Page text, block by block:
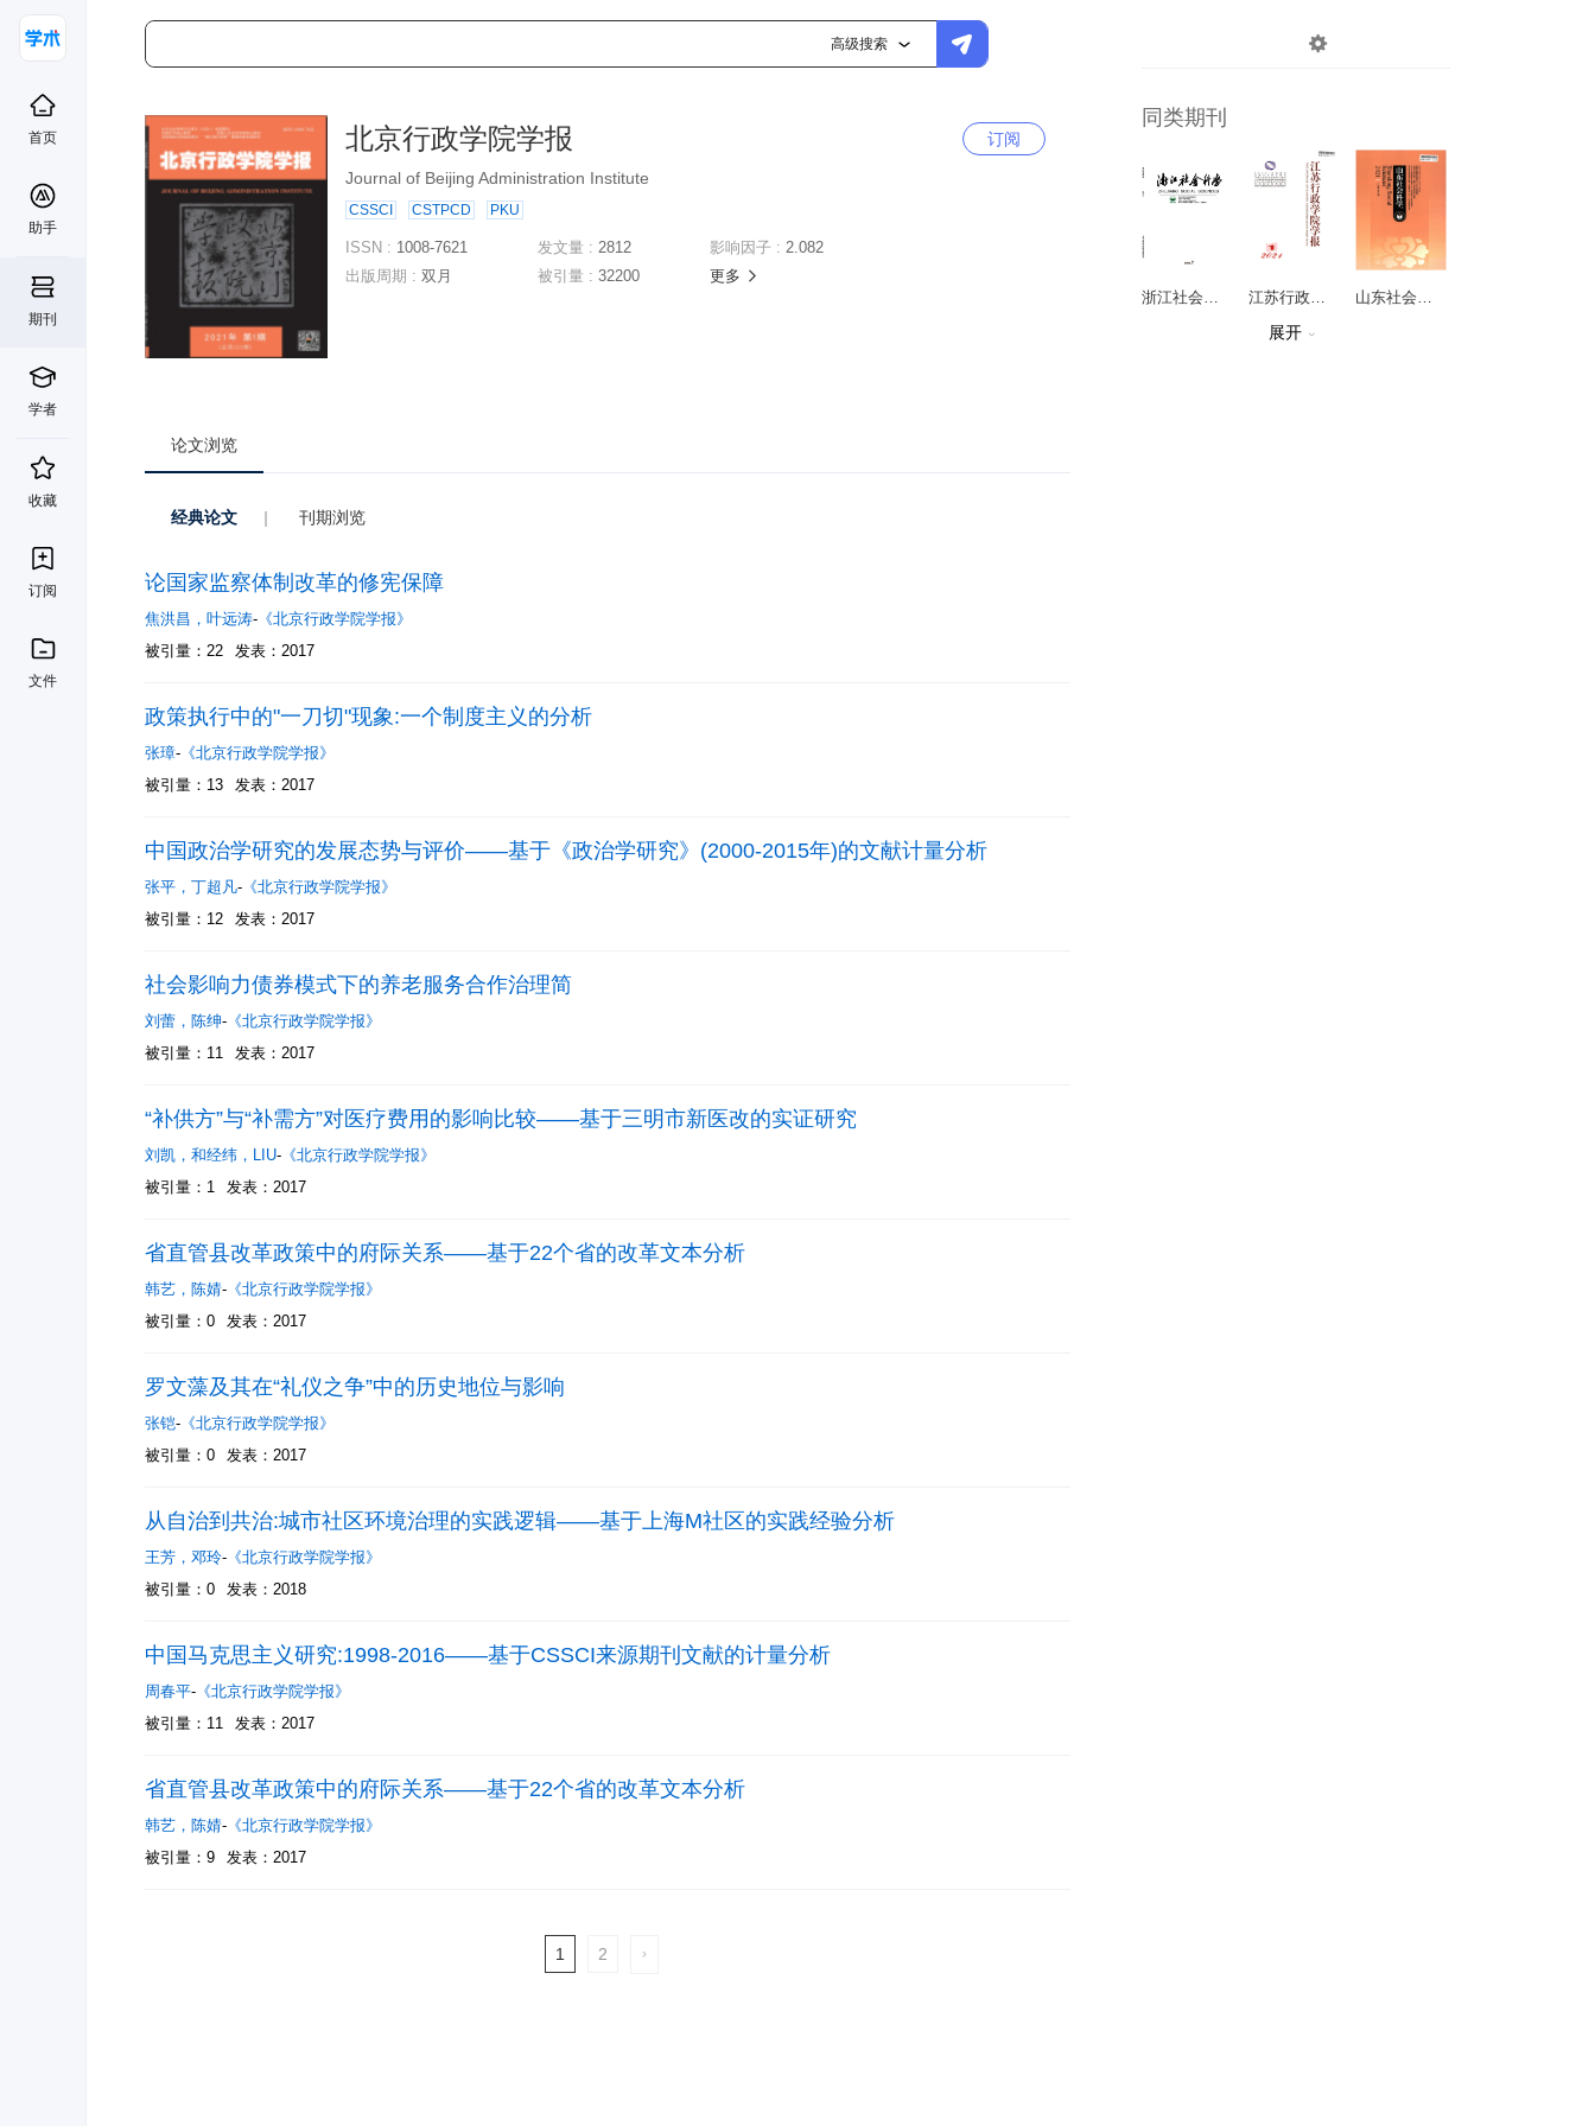
高级搜索 
首页
助手
期刊
学者
收藏
订阅
文件
北京行政学院学报 订阅
Journal of Beijing Administration Institute
CSSCI CSTPCD PKU
ISSN : 1008-7621
出版周期 : 双月
发文量 : 2812
被引量 : 32200
影响因子 : 2.082
更多
论文浏览
经典论文 | 刊期浏览
论国家监察体制改革的修宪保障
焦洪昌 ， 叶远涛- 《北京行政学院学报》
被引量：22
发表：2017
政策执行中的"一刀切"现象:一个制度主义的分析
张璋- 《北京行政学院学报》
被引量：13
发表：2017
中国政治学研究的发展态势与评价——基于《政治学研究》(2000-2015年)的文献计量分析
张平 ， 丁超凡- 《北京行政学院学报》
被引量：12
发表：2017
社会影响力债券模式下的养老服务合作治理简
刘蕾 ， 陈绅- 《北京行政学院学报》
被引量：11
发表：2017
“补供方”与“补需方”对医疗费用的影响比较——基于三明市新医改的实证研究
刘凯 ， 和经纬 ， LIU- 《北京行政学院学报》
被引量：1
发表：2017
省直管县改革政策中的府际关系——基于22个省的改革文本分析
韩艺 ， 陈婧- 《北京行政学院学报》
被引量：0
发表：2017
罗文藻及其在“礼仪之争”中的历史地位与影响
张铠- 《北京行政学院学报》
被引量：0
发表：2017
从自治到共治:城市社区环境治理的实践逻辑——基于上海M社区的实践经验分析
王芳 ， 邓玲- 《北京行政学院学报》
被引量：0
发表：2018
中国马克思主义研究:1998-2016——基于CSSCI来源期刊文献的计量分析
周春平- 《北京行政学院学报》
被引量：11
发表：2017
省直管县改革政策中的府际关系——基于22个省的改革文本分析
韩艺 ， 陈婧- 《北京行政学院学报》
被引量：9
发表：2017
1 2 
同类期刊
浙江社会科学 江苏行政学院学报 山东社会科学
展开 